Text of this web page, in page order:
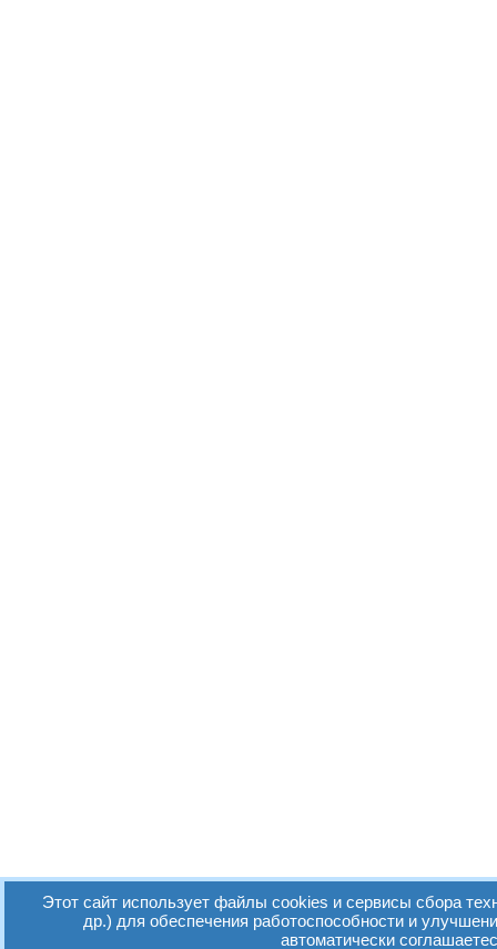
Этот сайт использует файлы cookies и сервисы сбора
др.) для обеспечения работоспособности и
автоматически